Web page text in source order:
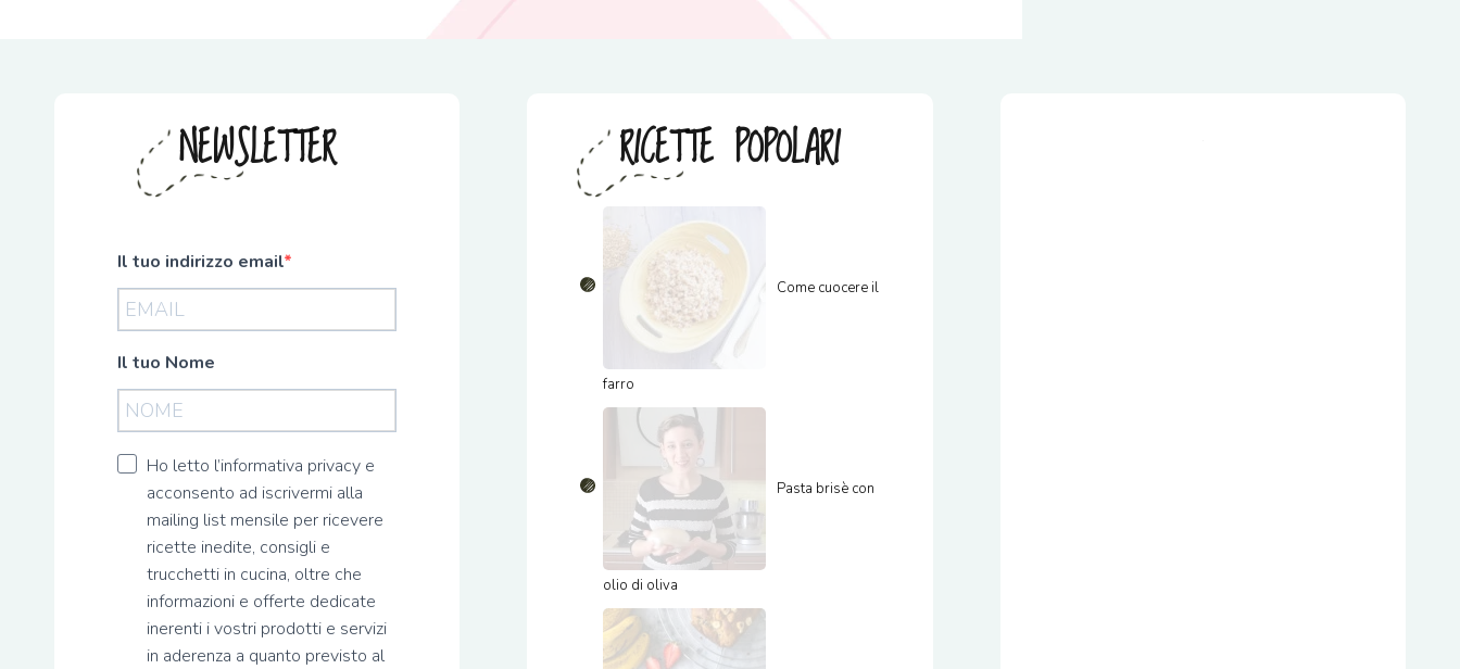
NEWSLETTER
Il tuo indirizzo email
Il tuo Nome
Ho letto l’informativa privacy e
acconsento ad iscrivermi alla
mailing list mensile per ricevere
ricette inedite, consigli e
trucchetti in cucina, oltre che
informazioni e offerte dedicate
inerenti i vostri prodotti e servizi
in aderenza a quanto previsto al
RICETTE POPOLARI
Come cuocere il
farro
Pasta brisè con
olio di oliva